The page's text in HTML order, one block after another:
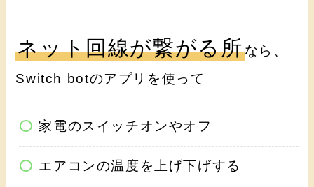
ネット回線が繋がる所なら、
Switch botのアプリを使って
家電のスイッチオンやオフ
エアコンの温度を上げ下げする